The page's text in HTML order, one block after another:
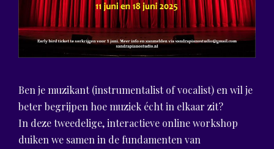
Ben je muzikant (instrumentalist of vocalist) en wil je
beter begrijpen hoe muziek écht in elkaar zit?
In deze tweedelige, interactieve online workshop
duiken we samen in de fundamenten van